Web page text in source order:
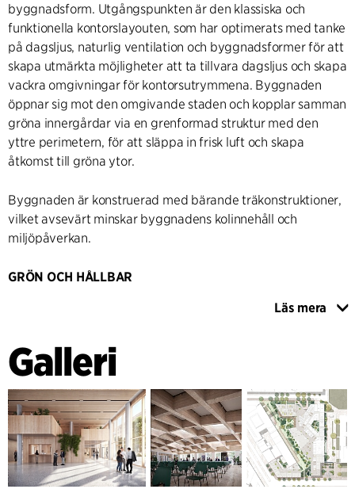
byggnadsform. Utgångspunkten är den klassiska och
funktionella kontorslayouten, som har optimerats med tanke
på dagsljus, naturlig ventilation och byggnadsformer för att
skapa utmärkta möjligheter att ta tillvara dagsljus och skapa
vackra omgivningar för kontorsutrymmena. Byggnaden
öppnar sig mot den omgivande staden och kopplar samman
gröna innergårdar via en grenformad struktur med den
yttre perimetern, för att släppa in frisk luft och skapa
åtkomst till gröna ytor.
Byggnaden är konstruerad med bärande träkonstruktioner,
vilket avsevärt minskar byggnadens kolinnehåll och
miljöpåverkan.
GRÖN OCH HÅLLBAR
Innergårdarna fungerar som noder inne i byggnaden via
och en takträdgård. På varje våning skapar ett
loungeområde mötesplatser för raster och utbyte av
kunskap och idéer i respektive kontorssektion. Detta
tillsammans med ett konferenscenter och bibliotek på
bottenvåningen utformat för att även fungera som ett
alternativ för ”nya arbetssätt” ger extra flexibilitet i enlighet
med olika användare över tid.
Läs mera
Galleri